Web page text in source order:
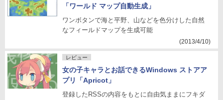
「ワールド マップ自動生成」
ワンボタンで海と平野、山などを色分けした自然
なフィールドマップを生成可能
(2013/4/10)
レビュー
女の子キャラとお話できるWindows ストアア
プリ「Apricot」
登録したRSSの内容をもとに自由気ままにフキダ